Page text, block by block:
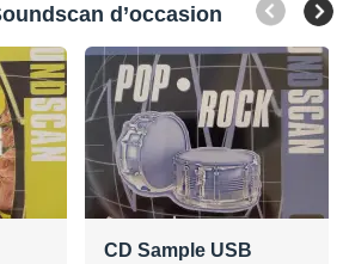
d’occasion
CD Sample USB